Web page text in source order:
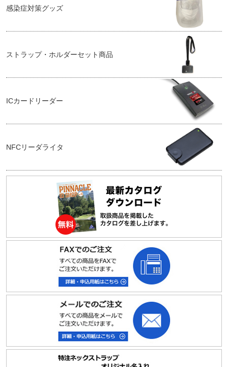
感染症対策グッズ
ストラップ・ホルダーセット商品
ICカードリーダー
NFCリーダライタ